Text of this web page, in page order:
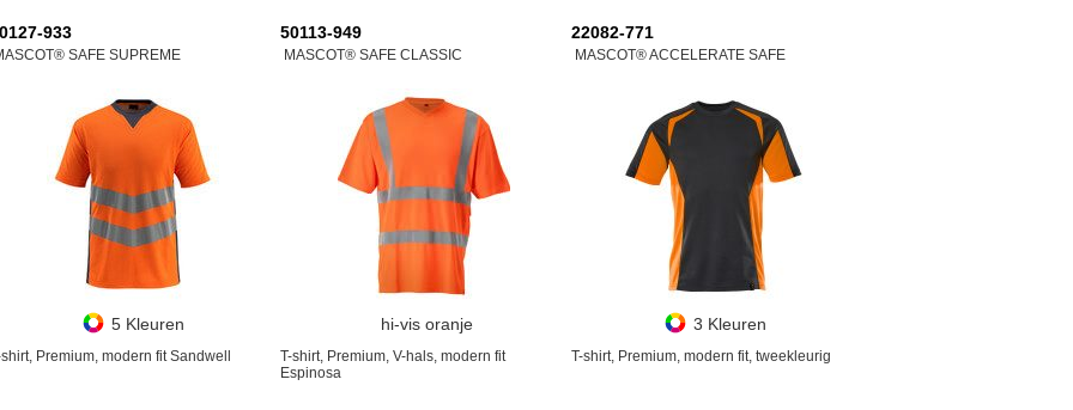
933
SAFE SUPREME
5 Kleuren
Premium, modern fit Sandwell
50113-949
MASCOT® SAFE CLASSIC
hi-vis oranje
T-shirt, Premium, V-hals, modern fit
Espinosa
22082-771
MASCOT® ACCELERATE SAFE
3 Kleuren
T-shirt, Premium, modern fit, tweekleurig